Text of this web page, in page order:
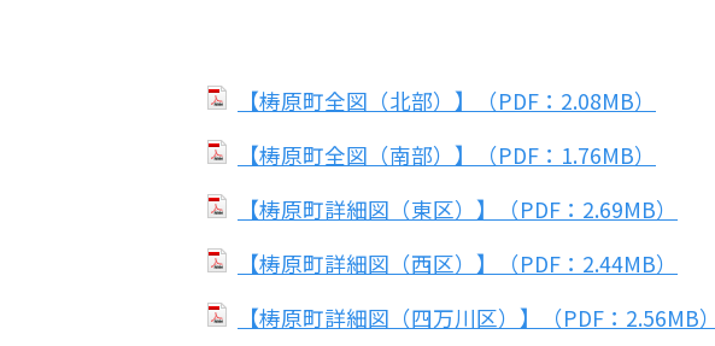
【梼原町全図（北部）】（PDF：2.08MB）
【梼原町全図（南部）】（PDF：1.76MB）
【梼原町詳細図（東区）】（PDF：2.69MB）
【梼原町詳細図（西区）】（PDF：2.44MB）
【梼原町詳細図（四万川区）】（PDF：2.56MB）